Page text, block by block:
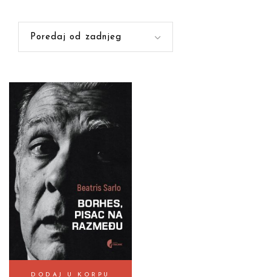
Poredaj od zadnjeg
DODAJ U KORPU